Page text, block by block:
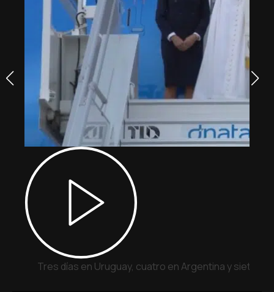
Tres días en Uruguay, cuatro en Argentina y siete